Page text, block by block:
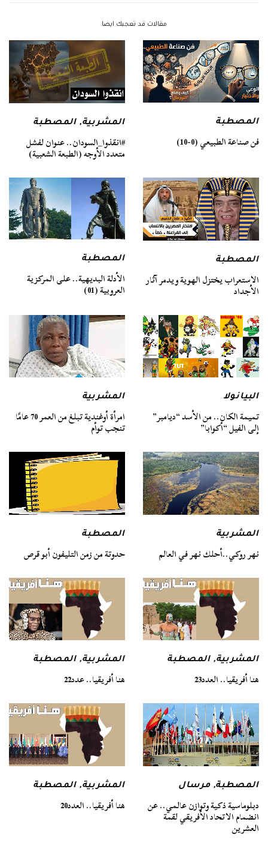
مقالات قد تعجبك ايضا
المصطبة
فن صناعة الطبيعي (0-10)
المشربية,المصطبة
#انقذوا_السودان.. عنوان لفشل
متعدد الأوجه (الطبعة الشعبية)
المصطبة
الاستعراب يختزل الهوية ويدمر آثار
الأجداد
المصطبة
الأدلة البديهية.. على المركزية
العروبية (01)
البيانولا
تميمة الكان.. من الأسد “ديامبر”
إلى الفيل “أكوابا”
المشربية
امرأة أوغندية تبلغ من العمر 70 عامًا
تنجب توأم
المشربية
نهر روكي..أحلك نهر في العالم
المصطبة
حدوتة من زمن التليفون أبو قرص
المشربية,المصطبة
هنا أفريقيا.. العدد23
المشربية,المصطبة
هنا أفريقيا.. عدد22
المصطبة,مرسال
دبلوماسية ذكية وتوازن عالمي.. عن
انضمام الاتحاد الأفريقي لقمة
العشرين
المشربية,المصطبة
هنا أفريقيا.. العدد20